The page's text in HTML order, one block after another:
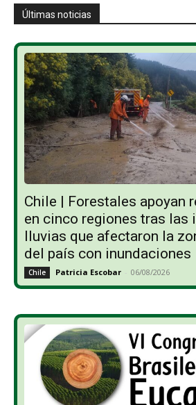
Últimas noticias
Chile | Forestales apoyan
en cinco regiones tras las
lluvias que afectaron la
del país con inundaciones
Chile Patricia Escobar - 06/08/2026